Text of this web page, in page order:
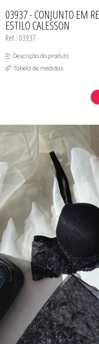
CONJUNTO
CONJUNTO BIQUÍNI
MAIÔ
TOP
03937 - CONJUNTO EM
ESTILO CALESSON
Ref.: 03937
Descrição do produto
Tabela de medidas